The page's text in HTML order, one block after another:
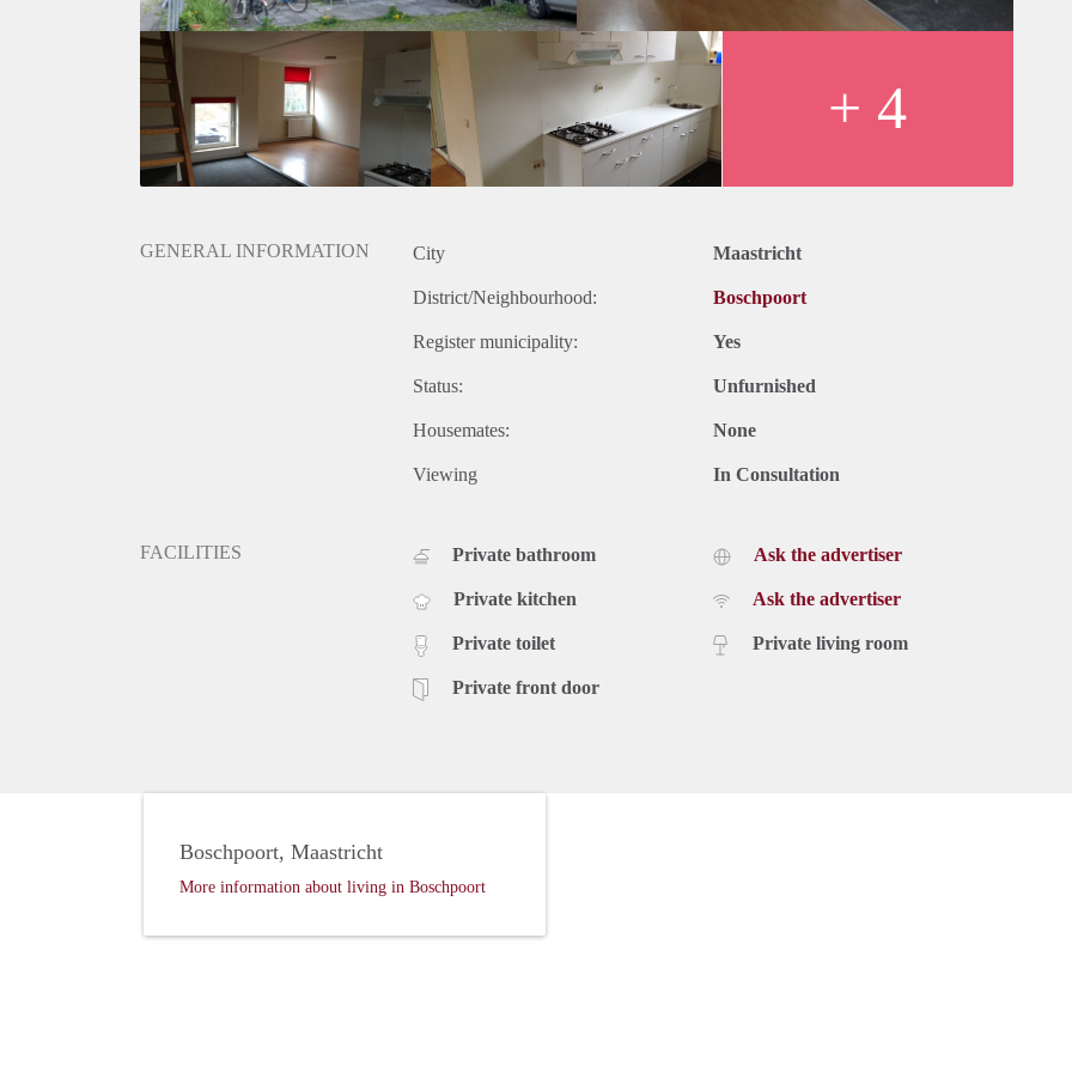
+ 4
GENERAL INFORMATION City Maastricht
District/Neighbourhood: Boschpoort
Register municipality: Yes
Status: Unfurnished
Housemates: None
Viewing In Consultation
FACILITIES Private bathroom
Private kitchen
Private toilet
Private front door
Ask the advertiser
Ask the advertiser
Private living room
Boschpoort, Maastricht
More information about living in Boschpoort